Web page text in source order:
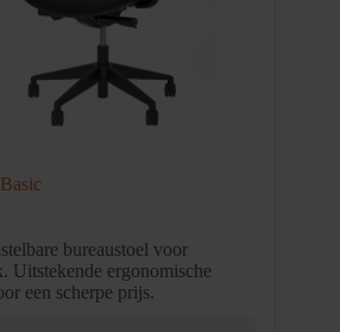
bureaustoel voor
Uitstekende ergonomische
een scherpe prijs.